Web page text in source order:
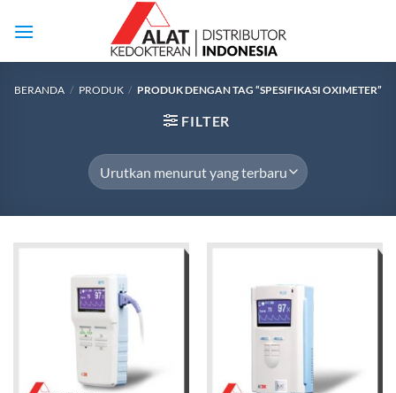
BERANDA / PRODUK / PRODUK DENGAN TAG “SPESIFIKASI OXIMETER”
FILTER